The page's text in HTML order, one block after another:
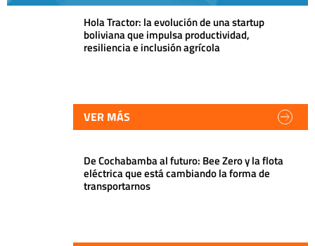
Hola Tractor: la evolución de una startup
boliviana que impulsa productividad,
resiliencia e inclusión agrícola
VER MÁS
De Cochabamba al futuro: Bee Zero y la flota
eléctrica que está cambiando la forma de
transportarnos